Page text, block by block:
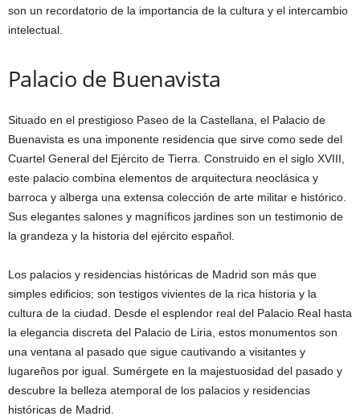
son un recordatorio de la importancia de la cultura y el intercambio
intelectual.
Palacio de Buenavista
Situado en el prestigioso Paseo de la Castellana, el Palacio de
Buenavista es una imponente residencia que sirve como sede del
Cuartel General del Ejército de Tierra. Construido en el siglo XVIII,
este palacio combina elementos de arquitectura neoclásica y
barroca y alberga una extensa colección de arte militar e histórico.
Sus elegantes salones y magníficos jardines son un testimonio de
la grandeza y la historia del ejército español.
Los palacios y residencias históricas de Madrid son más que
simples edificios; son testigos vivientes de la rica historia y la
cultura de la ciudad. Desde el esplendor real del Palacio Real hasta
la elegancia discreta del Palacio de Liria, estos monumentos son
una ventana al pasado que sigue cautivando a visitantes y
lugareños por igual. Sumérgete en la majestuosidad del pasado y
descubre la belleza atemporal de los palacios y residencias
históricas de Madrid.